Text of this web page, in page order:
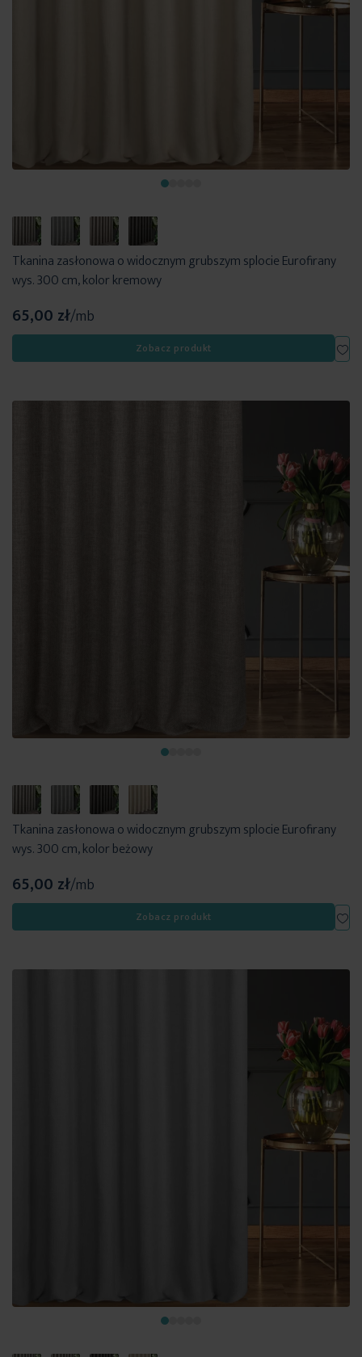
Tkanina zasłonowa o widocznym grubszym splocie Eurofirany
wys. 300 cm, kolor kremowy
65,00 zł/mb
Zobacz produkt
Tkanina zasłonowa o widocznym grubszym splocie Eurofirany
wys. 300 cm, kolor beżowy
65,00 zł/mb
Zobacz produkt